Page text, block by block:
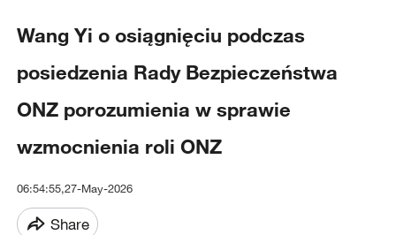
Wang Yi o osiągnięciu podczas
posiedzenia Rady Bezpieczeństwa
ONZ porozumienia w sprawie
wzmocnienia roli ONZ
06:54:55,27-May-2026
Share